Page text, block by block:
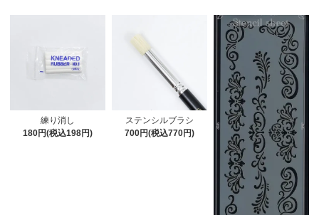
練り消し
180円(税込198円)
ステンシルブラシ
700円(税込770円)